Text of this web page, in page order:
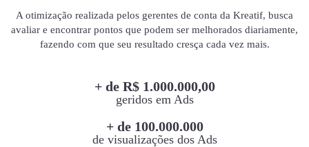
A otimização realizada pelos gerentes de conta da Kreatif, busca
avaliar e encontrar pontos que podem ser melhorados diariamente,
fazendo com que seu resultado cresça cada vez mais.
+ de R$ 1.000.000,00
geridos em Ads
+ de 100.000.000
de visualizações dos Ads